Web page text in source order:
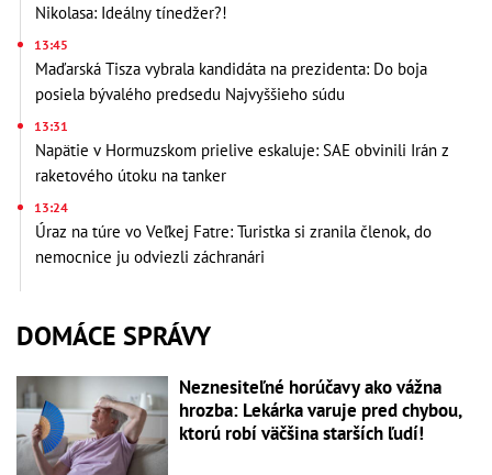
Nikolasa: Ideálny tínedžer?!
13:45
Maďarská Tisza vybrala kandidáta na prezidenta: Do boja
posiela bývalého predsedu Najvyššieho súdu
13:31
Napätie v Hormuzskom prielive eskaluje: SAE obvinili Irán z
raketového útoku na tanker
13:24
Úraz na túre vo Veľkej Fatre: Turistka si zranila členok, do
nemocnice ju odviezli záchranári
DOMÁCE SPRÁVY
Neznesiteľné horúčavy ako vážna
hrozba: Lekárka varuje pred chybou,
ktorú robí väčšina starších ľudí!